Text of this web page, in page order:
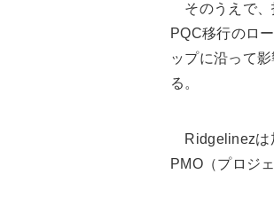
そのうえで、
PQC移行のロ
ップに沿って
る。
Ridgelinezは
PMO（プロジ